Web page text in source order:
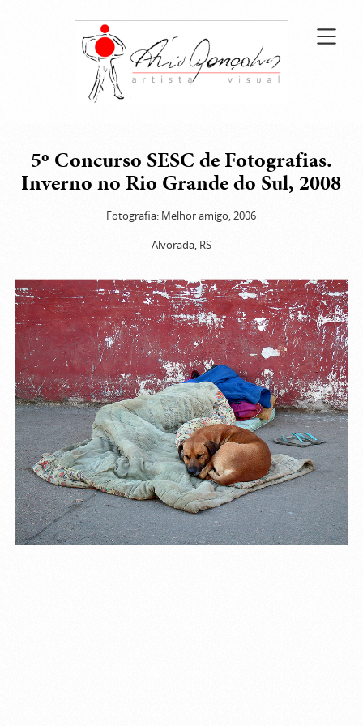
5º Concurso SESC de Fotografias.
Inverno no Rio Grande do Sul, 2008
Fotografia: Melhor amigo, 2006
Alvorada, RS